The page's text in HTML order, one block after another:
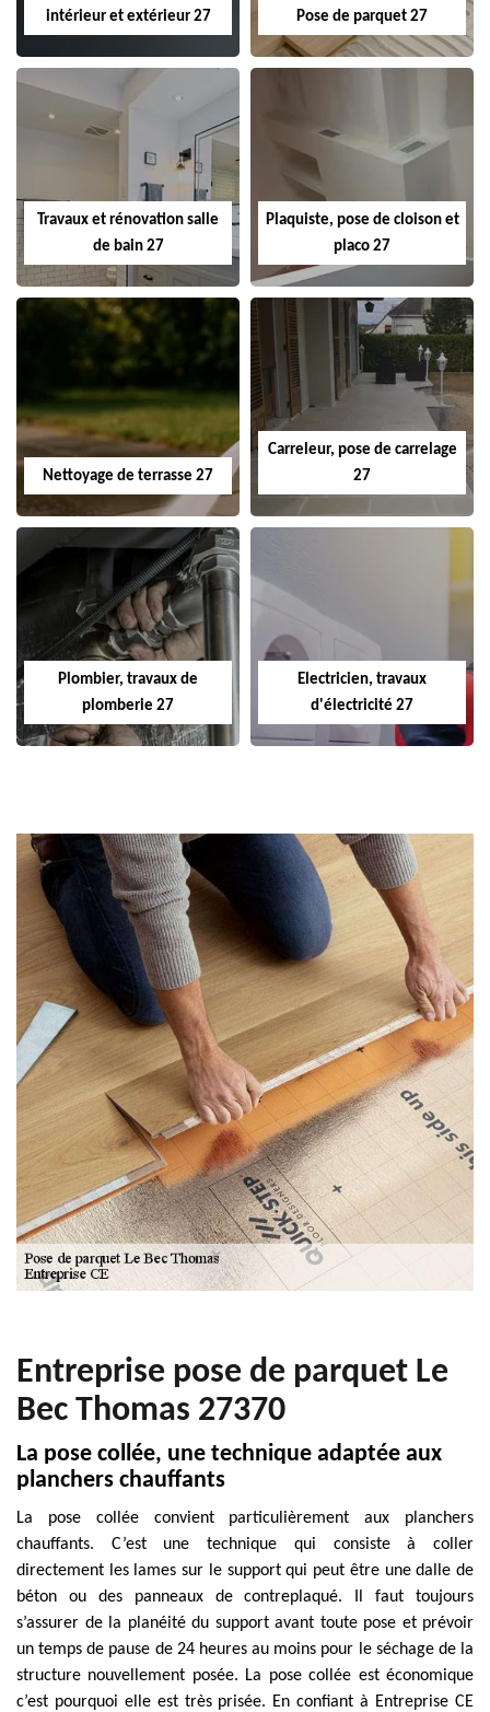
intérieur et extérieur 27
Pose de parquet 27
Travaux et rénovation salle
de bain 27
Plaquiste, pose de cloison et
placo 27
Nettoyage de terrasse 27
Carreleur, pose de carrelage
27
Plombier, travaux de
plomberie 27
Electricien, travaux
d'électricité 27
Entreprise pose de parquet Le
Bec Thomas 27370
La pose collée, une technique adaptée aux
planchers chauffants
La pose collée convient particulièrement aux planchers
chauffants. C’est une technique qui consiste à coller
directement les lames sur le support qui peut être une dalle de
béton ou des panneaux de contreplaqué. Il faut toujours
s’assurer de la planéité du support avant toute pose et prévoir
un temps de pause de 24 heures au moins pour le séchage de la
structure nouvellement posée. La pose collée est économique
c’est pourquoi elle est très prisée. En confiant à Entreprise CE